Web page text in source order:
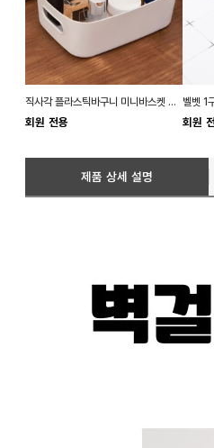
직사각 플라스틱바구니 미니바스켓 손잡이 소품
회원 전용 회원
제품 상세 설명